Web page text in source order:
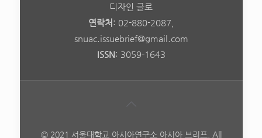
디자인 글로
연락처 : 02-880-2087,
snuac.issuebrief@gmail.com
ISSN: 3059-1643
© 2021 서울대학교 아시아연구소 아시아 브리프. All